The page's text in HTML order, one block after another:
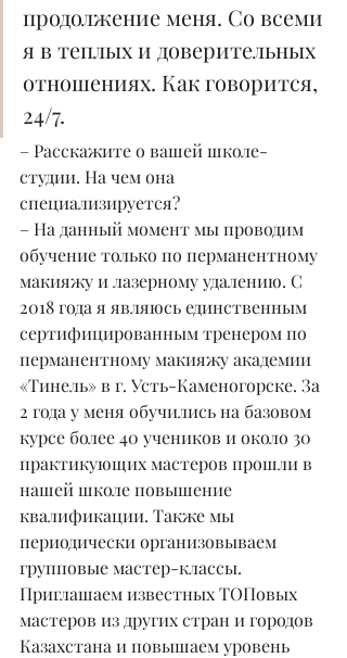
продолжение меня. Со всеми
я в теплых и доверительных
отношениях. Как говорится,
24/7.
– Расскажите о вашей школе-
студии. На чем она
специализируется?
– На данный момент мы проводим
обучение только по перманентному
макияжу и лазерному удалению. С
2018 года я являюсь единственным
сертифицированным тренером по
перманентному макияжу академии
«Тинель» в г. Усть-Каменогорске. За
2 года у меня обучились на базовом
курсе более 40 учеников и около 30
практикующих мастеров прошли в
нашей школе повышение
квалификации. Также мы
периодически организовываем
групповые мастер-классы.
Приглашаем известных ТОПовых
мастеров из других стран и городов
Казахстана и повышаем уровень